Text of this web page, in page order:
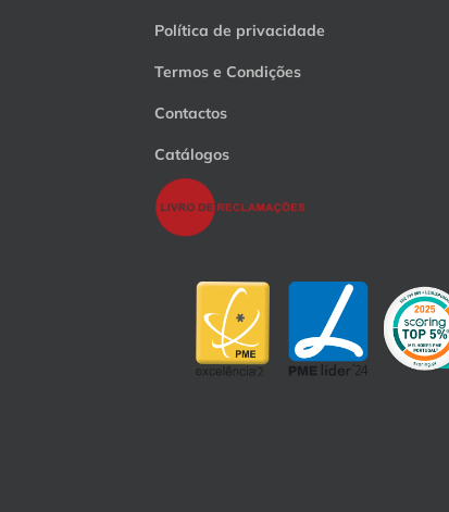
Política de privacidade
Termos e Condições
Contactos
Catálogos